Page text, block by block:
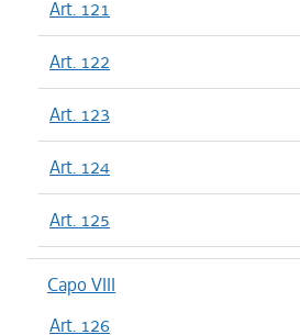
Art. 121
Art. 122
Art. 123
Art. 124
Art. 125
Capo VIII
Art. 126